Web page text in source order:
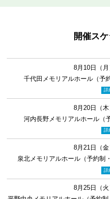
開催ス
8月10日（
千代田メモリアルホール（予
詳
8月20日（
河内長野メモリアルホール（
詳
8月21日（
泉北メモリアルホール（予約制
詳
8月25日（